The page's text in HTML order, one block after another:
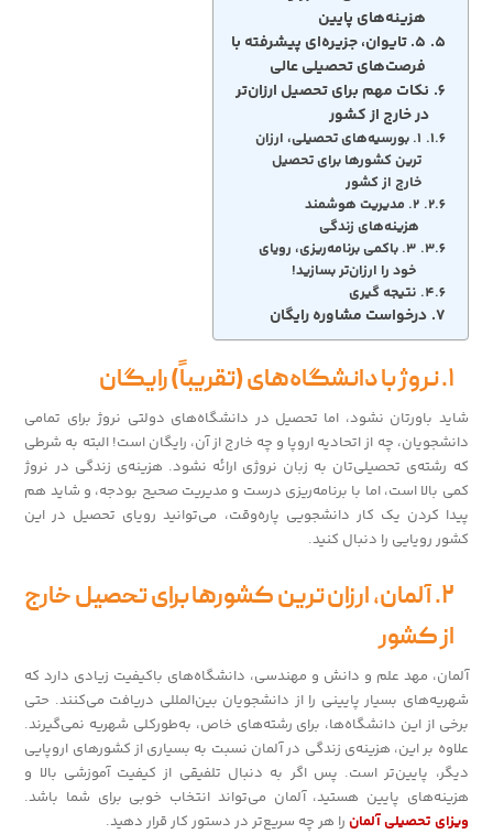
هزینه‌های پایین
۵. تایوان، جزیره‌ای پیشرفته با
فرصت‌های تحصیلی عالی
نکات مهم برای تحصیل ارزان‌تر
در خارج از کشور
۱. بورسیه‌های تحصیلی، ارزان
ترین کشورها برای تحصیل
خارج از کشور
۲. مدیریت هوشمند
هزینه‌های زندگی
۳. باکمی برنامه‌ریزی، رویای
خود را ارزان‌تر بسازید!
نتیجه گیری
درخواست مشاوره رایگان
۱. نروژ با دانشگاه‌های (تقریباً) رایگان
شاید باورتان نشود، اما تحصیل در دانشگاه‌های دولتی نروژ برای تمامی
دانشجویان، چه از اتحادیه اروپا و چه خارج از آن، رایگان است! البته به شرطی
که رشته‌ی تحصیلی‌تان به زبان نروژی ارائه نشود. هزینه‌ی زندگی در نروژ
کمی بالا است، اما با برنامه‌ریزی درست و مدیریت صحیح بودجه، و شاید هم
پیدا کردن یک کار دانشجویی پاره‌وقت، می‌توانید رویای تحصیل در این
کشور رویایی را دنبال کنید.
۲. آلمان، ارزان ترین کشورها برای تحصیل خارج
از کشور
آلمان، مهد علم و دانش و مهندسی، دانشگاه‌های باکیفیت زیادی دارد که
شهریه‌های بسیار پایینی را از دانشجویان بین‌المللی دریافت می‌کنند. حتی
برخی از این دانشگاه‌ها، برای رشته‌های خاص، به‌طورکلی شهریه نمی‌گیرند.
علاوه بر این، هزینه‌ی زندگی در آلمان نسبت به بسیاری از کشورهای اروپایی
دیگر، پایین‌تر است. پس اگر به دنبال تلفیقی از کیفیت آموزشی بالا و
هزینه‌های پایین هستید، آلمان می‌تواند انتخاب خوبی برای شما باشد.
ویزای تحصیلی آلمان را هر چه سریع‌تر در دستور کار قرار دهید.